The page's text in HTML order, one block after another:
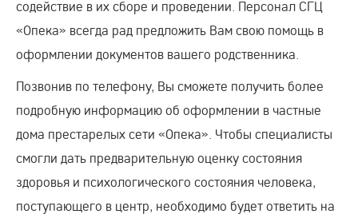
содействие в их сборе и проведении. Персонал СГЦ
«Опека» всегда рад предложить Вам свою помощь в
оформлении документов вашего родственника.
Позвонив по телефону, Вы сможете получить более
подробную информацию об оформлении в частные
дома престарелых сети «Опека». Чтобы специалисты
смогли дать предварительную оценку состояния
здоровья и психологического состояния человека,
поступающего в центр, необходимо будет ответить на